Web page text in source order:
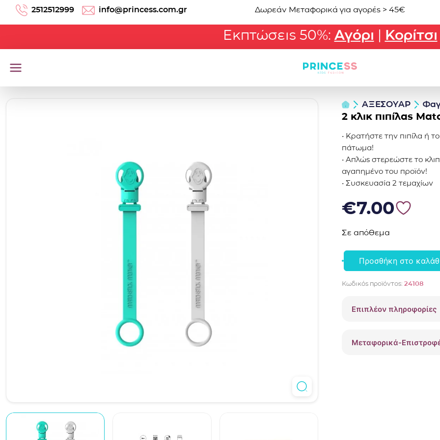
Μετάβαση στο περιεχόμενο
2512512999 info@princess.com.gr Δωρεάν Μεταφορικά για αγορές > 45€
Εκπτώσεις 50%: Αγόρι | Κορίτσι
ΑΞΕΣΟΥΑΡ
2 κλικ πιπίλας
• Κρατήστε την πιπίλα ή
πάτωμα!
• Απλώς στερεώστε το
αγαπημένο του προϊόν!
• Συσκευασία 2 τεμαχίων
€7.00
Σε απόθεμα
Monkey
24108
Προσθήκη στο
Κωδικός προϊόντος: 24108
Επιπλέον πληροφορίες
Μεταφορικά-